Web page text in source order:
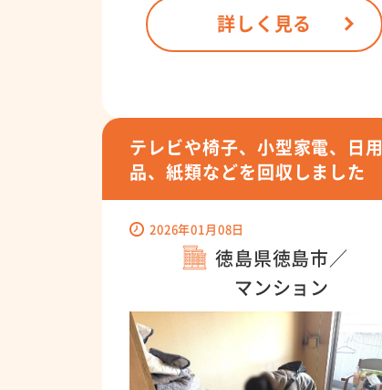
詳しく見る
テレビや椅子、小型家電、日用
品、紙類などを回収しました
2026年01月08日
徳島県徳島市／
マンション